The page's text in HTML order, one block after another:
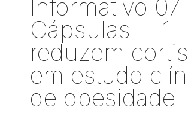
Informativo 07
Cápsulas LL1
reduzem
em estudo
de obesidade